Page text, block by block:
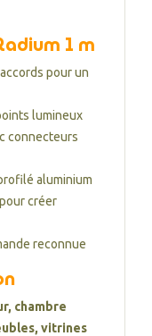
1 m
pour un
lumineux
connecteurs
aluminium
créer
reconnue
chambre
vitrines